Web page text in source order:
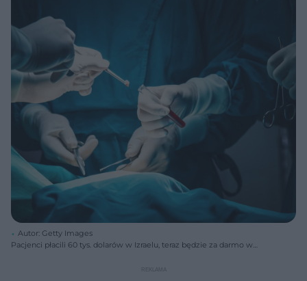
Autor: Getty Images
Pacjenci płacili 60 tys. dolarów w Izraelu, teraz będzie za darmo w